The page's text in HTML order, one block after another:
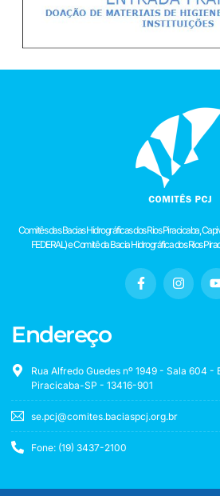
Comitês das Bacias Hidrográficas dos Rios Piracicaba,
FEDERAL) e Comitê da Bacia Hidrográfica dos Rios
Endereço
Rua Alfredo Guedes nº 1949 - Sala 604 -
Piracicaba-SP - 13416-901
se.pcj@comites.baciaspcj.org.br
Fone: (19) 3437-2100